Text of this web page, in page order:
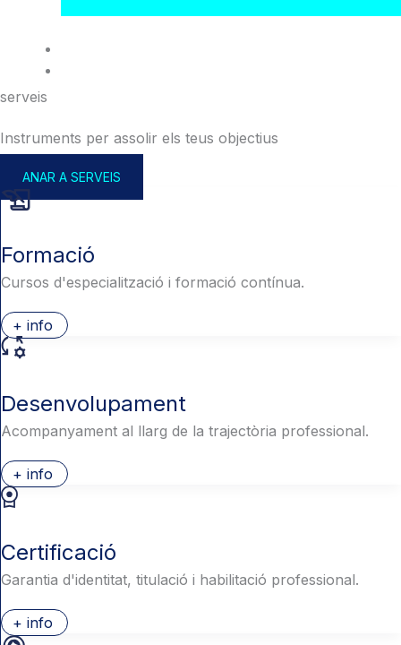
serveis
Instruments per assolir els teus objectius
ANAR A SERVEIS
Formació
Cursos d'especialització i formació contínua.
+ info
Desenvolupament
Acompanyament al llarg de la trajectòria professional.
+ info
Certificació
Garantia d'identitat, titulació i habilitació professional.
+ info